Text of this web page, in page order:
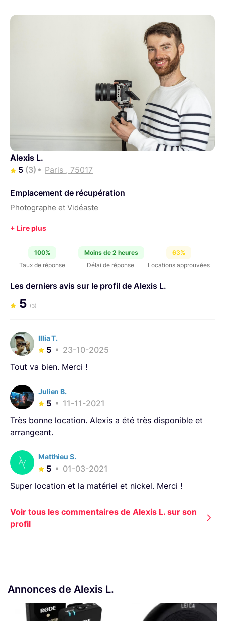
Alexis L.
5 (3) Paris , 75017
Emplacement de récupération
Photographe et Vidéaste
100%
Taux de réponse
Moins de 2 heures
Délai de réponse
63%
Locations approuvées
Les derniers avis sur le profil de Alexis L.
5 (3)
Illia T.
5
23-10-2025
Tout va bien. Merci !
Julien B.
5
11-11-2021
Très bonne location. Alexis a été très disponible et
arrangeant.
Matthieu S.
5
01-03-2021
Super location et la matériel et nickel. Merci !
Voir tous les commentaires de Alexis L. sur son
profil
Annonces de Alexis L.